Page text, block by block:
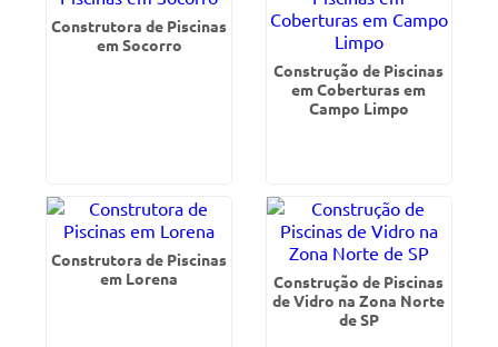
Construtora de Piscinas
em Socorro
Construção de Piscinas
em Coberturas em
Campo Limpo
Construtora de Piscinas
em Lorena
Construção de Piscinas
de Vidro na Zona Norte
de SP